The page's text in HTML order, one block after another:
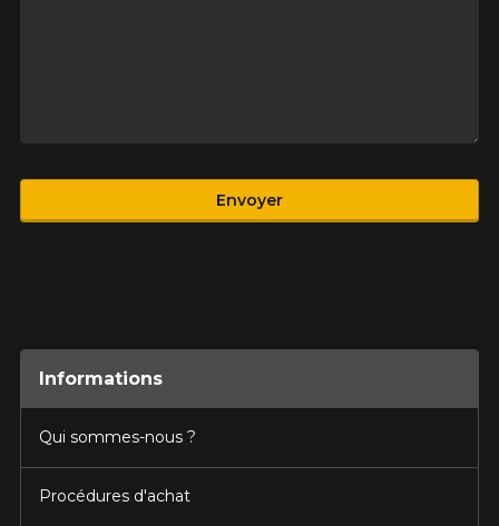
Produit
Envoyer
Informations
Qui sommes-nous ?
Procédures d'achat